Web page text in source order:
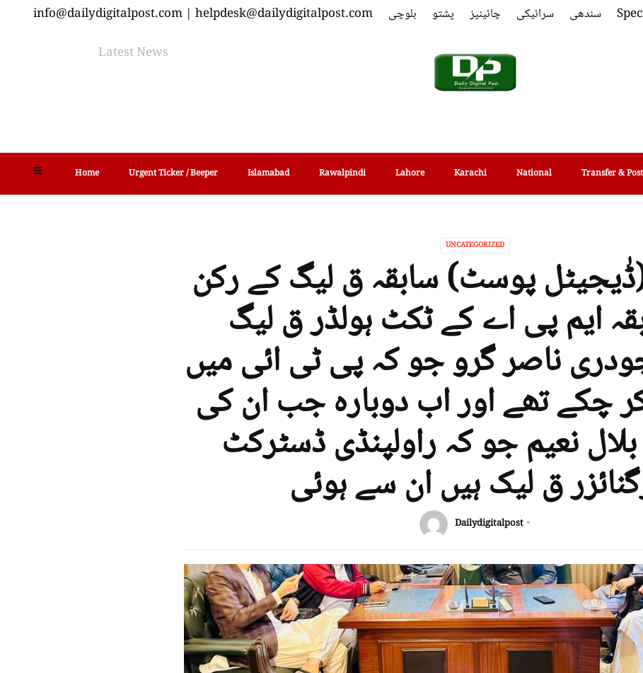
Home Urgent Ticker / Beeper Islamabad Rawalpindi Lahore Karachi National Transfer &
Latest News
info@dailydigitalpost.com | helpdesk@dailydigitalpost.com بلوچی پشتو چائینیز سرائیکی سندھی
UNCATEGORIZED
(ڈٰیجیٹل پوسٹ) سابقہ ق لیگ کے رکن
ایم پی اے کے ٹکٹ ہولڈر ق لیگ
ناصر گرو جو کہ پی ٹی ائی میں
چکے تھے اور اب دوبارہ جب ان کی
نعیم جو کہ راولپنڈی ڈسٹرکٹ
ق لیک ہیں ان سے ہوئی
Dailydigitalpost